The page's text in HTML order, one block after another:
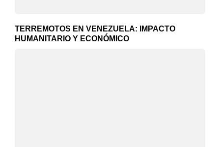
TERREMOTOS EN VENEZUELA: IMPACTO
HUMANITARIO Y ECONÓMICO